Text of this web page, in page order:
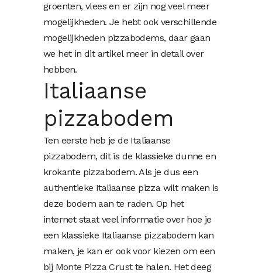
groenten, vlees en er zijn nog veel meer
mogelijkheden. Je hebt ook verschillende
mogelijkheden pizzabodems, daar gaan
we het in dit artikel meer in detail over
hebben.
Italiaanse
pizzabodem
Ten eerste heb je de Italiaanse
pizzabodem, dit is de klassieke dunne en
krokante pizzabodem. Als je dus een
authentieke Italiaanse pizza wilt maken is
deze bodem aan te raden. Op het
internet staat veel informatie over hoe je
een klassieke Italiaanse pizzabodem kan
maken, je kan er ook voor kiezen om een
bij Monte Pizza Crustte halen. Het deeg